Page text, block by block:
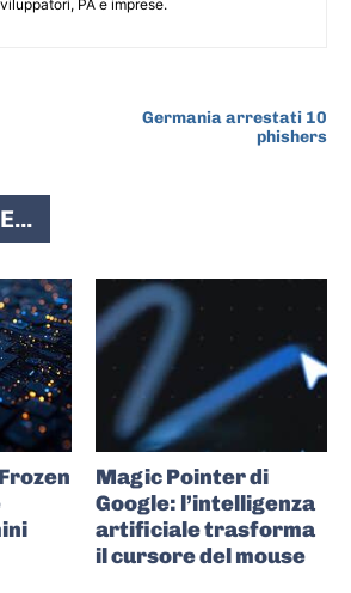
PA e imprese.
Germania arrestati 10
phishers
Magic Pointer di
Google: l’intelligenza
artificiale trasforma
il cursore del mouse